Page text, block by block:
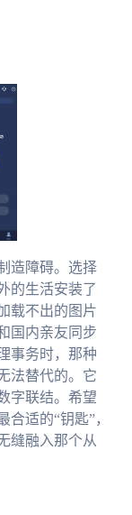
造障碍。选择
的生活安装了
载不出的图片
国内亲友同步
事务时，那种
法替代的。它
字联结。希望
适的“钥匙”，
缝融入那个从